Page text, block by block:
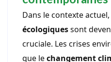
Dans le contexte actuel,
écologiquessont
cruciale. Les crises
que lechangement